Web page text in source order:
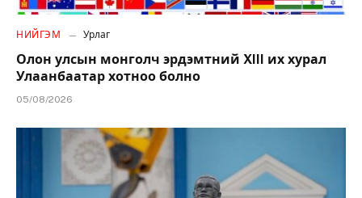
НИЙГЭМ Урлаг
Олон улсын монголч эрдэмтний XIII их хурал
Улаанбаатар хотноо болно
05/08/2026